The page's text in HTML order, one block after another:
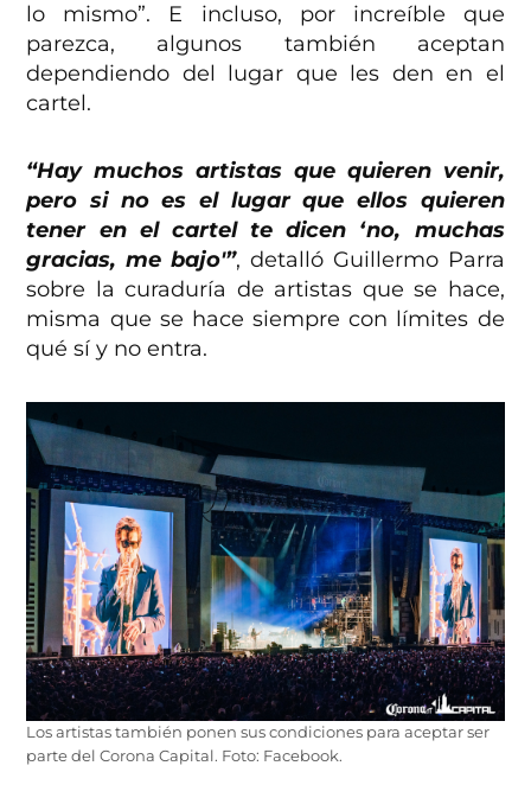
lo mismo”. E incluso, por increíble que
parezca, algunos también aceptan
dependiendo del lugar que les den en el
cartel.
“Hay muchos artistas que quieren venir,
pero si no es el lugar que ellos quieren
tener en el cartel te dicen ‘no, muchas
gracias, me bajo'”, detalló Guillermo Parra
sobre la curaduría de artistas que se hace,
misma que se hace siempre con límites de
qué sí y no entra.
Los artistas también ponen sus condiciones para aceptar ser
parte del Corona Capital. Foto: Facebook.